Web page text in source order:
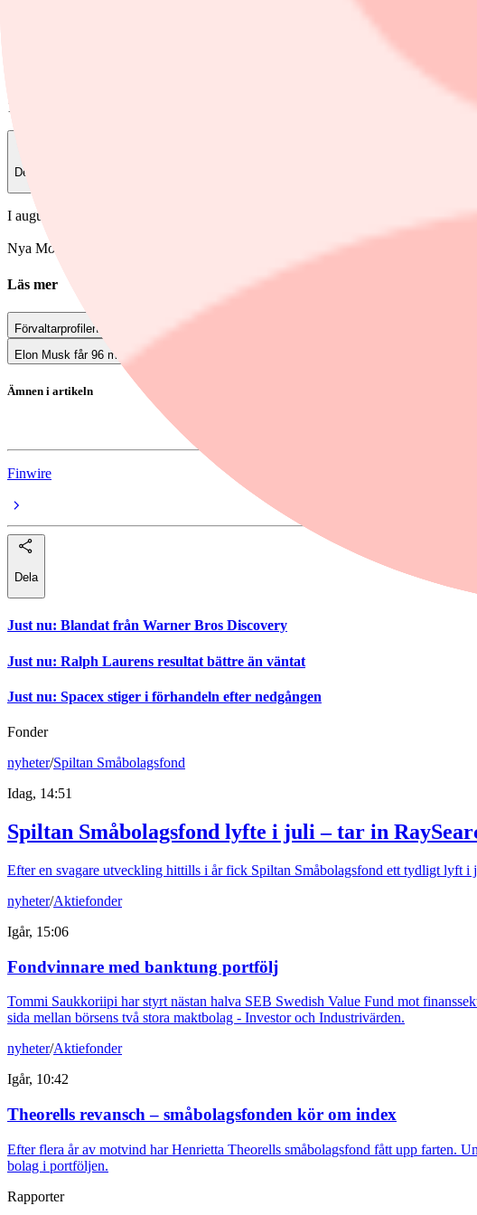
1 september, 2025
Dela
I augusti backade försäljningen 84,4 procent och hittills i år är försäljningen ned
Nya Model Y är ned med 87,2 procent under sommarens sista månad.
Läs mer
Förvaltarprofilen om USA: "Finns bubbeltendenser"
Elon Musk får 96 miljoner Tesla-aktier
Ämnen i artikeln
Finwire
Dela
Just nu: Blandat från Warner Bros Discovery
Just nu: Ralph Laurens resultat bättre än väntat
Just nu: Spacex stiger i förhandeln efter nedgången
Fonder
nyheter/Spiltan Småbolagsfond
Idag, 14:51
Spiltan Småbolagsfond lyfte i juli – tar in
Efter en svagare utveckling hittills i år fick Spiltan Småbolagsfond ett tydligt lyft
nyheter/Aktiefonder
Igår, 15:06
Fondvinnare med banktung portfölj
Tommi Saukkoriipi har styrt nästan halva SEB Swedish Value Fund mot
sida mellan börsens två stora maktbolag - Investor och Industrivärden.
nyheter/Aktiefonder
Igår, 10:42
Theorells revansch – småbolagsfonden kör om index
Efter flera år av motvind har Henrietta Theorells småbolagsfond fått upp farten.
bolag i portföljen.
Rapporter